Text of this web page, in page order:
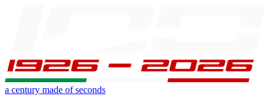
a century made of seconds